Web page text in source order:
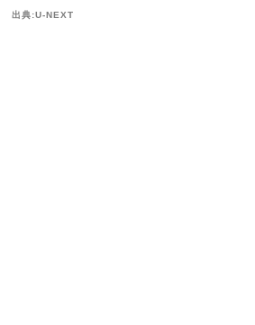
出典:U-NEXT